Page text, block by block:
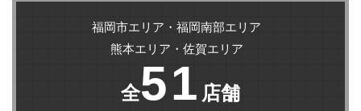
福岡市エリア・福岡南部エリア
熊本エリア・佐賀エリア
全51 店舗